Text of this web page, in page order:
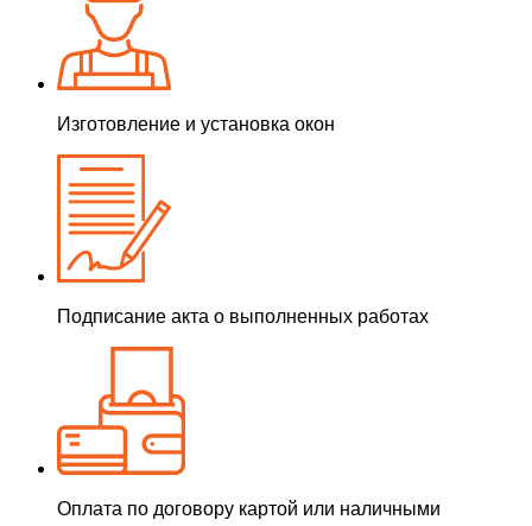
Изготовление и установка окон
Подписание акта о выполненных работах
Оплата по договору картой или наличными